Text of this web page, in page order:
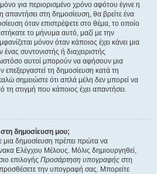
για περιορισμένο χρόνο αφότου έγινε η
απαντήσει στη δημοσίευση, θα βρείτε ένα
όταν επιστρέψετε στο θέμα, το οποίο
το μήνυμα αυτό, μαζί με την
μόνον όταν κάποιος έχει κάνει μια
συντονιστής ή διαχειριστής
αυτοί μπορούν να αφήσουν μια
επεξεργαστεί τη δημοσίευση κατά τη
σημειώστε ότι απλά μέλη δεν μπορεί να
στιγμή που κάποιος έχει απαντήσει.
δημοσίευση μου;
μια δημοσίευση πρέπει πρώτα να
Ελέγχου Μέλους. Μόλις δημιουργηθεί,
επιλογής Προσάρτηση υπογραφής στη
την υπογραφή σας. Μπορείτε